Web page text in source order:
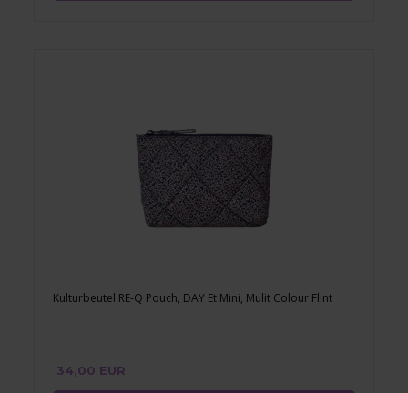
Kulturbeutel RE-Q Pouch, DAY Et Mini, Mulit Colour Flint
34,00 EUR